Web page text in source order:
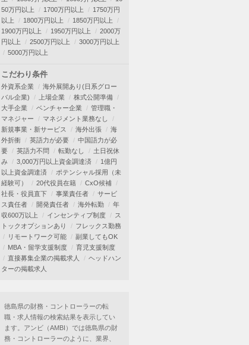
50万円以上
1700万円以上
1750万円
以上
1800万円以上
1850万円以上
1900万円以上
1950万円以上
2000万
円以上
2500万円以上
3000万円以上
5000万円以上
こだわり条件
外資系企業
海外展開あり(日系グロー
バル企業)
上場企業
株式公開準備
大手企業
ベンチャー企業
管理職・
マネジャー
マネジメント業務なし
新規事業・新サービス
海外出張
海
外折衝
英語力が必要
中国語力が必
要
英語力不問 転勤なし
土日祝休
み
3,000万円以上資金調達済
1億円
以上資金調達済
ポテンシャル採用（未
経験可）
20代役員在籍
CxO候補
社長・役員直下
事業責任者
サービ
ス責任者
開発責任者 海外転勤
年
収600万以上
インセンティブ制度
ス
トックオプションあり
フレックス勤務
リモートワーク可能
副業してもOK
MBA・留学支援制度
育児支援制度
直接募集企業の掲載求人
ヘッドハン
ターの掲載求人
徳島県の財務・コントローラーの転
職・求人情報の検索結果を表示してい
ます。アンビ（AMBI）では徳島県の財
務・コントローラーのように、業界、